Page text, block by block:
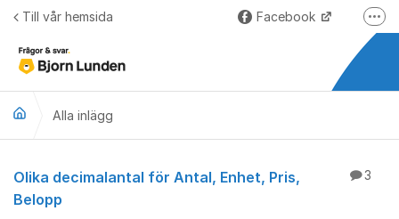
Hoppa till innehåll
Till vår hemsida Facebook
Alla inlägg
Alla inlägg
Olika decimalantal för Antal, Enhet, Pris,
Belopp
3